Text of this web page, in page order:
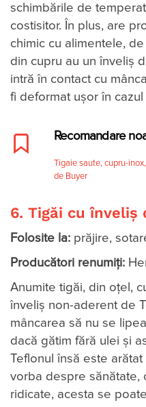
schimbările de
costisitor. În plus, are
chimic cu alimentele,
din cupru au un înveliș
intră în contact cu
fi deformat ușor în cazul
Recomandare
Tigaie saute, cupru-
de Buyer
6. Tigăi cu înveliș
Folosite la: prăjire,
Producători renumiți:
Anumite tigăi, din oțel,
înveliș non-aderent de
mâncarea să nu se
dacă gătim fără ulei și
Teflonul însă este
vorba despre sănătate,
ridicate, acesta se